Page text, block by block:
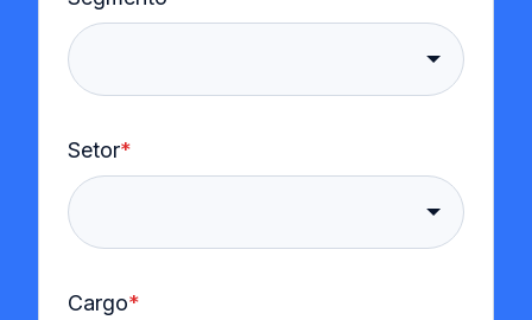
Setor*
Cargo*